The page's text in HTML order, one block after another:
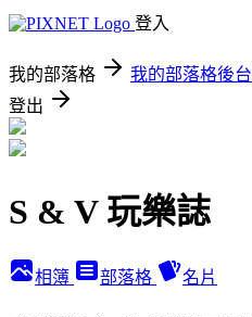
登入
我的部落格 我的部落格後台
登出
S & V 玩樂誌
相簿 部落格 名片